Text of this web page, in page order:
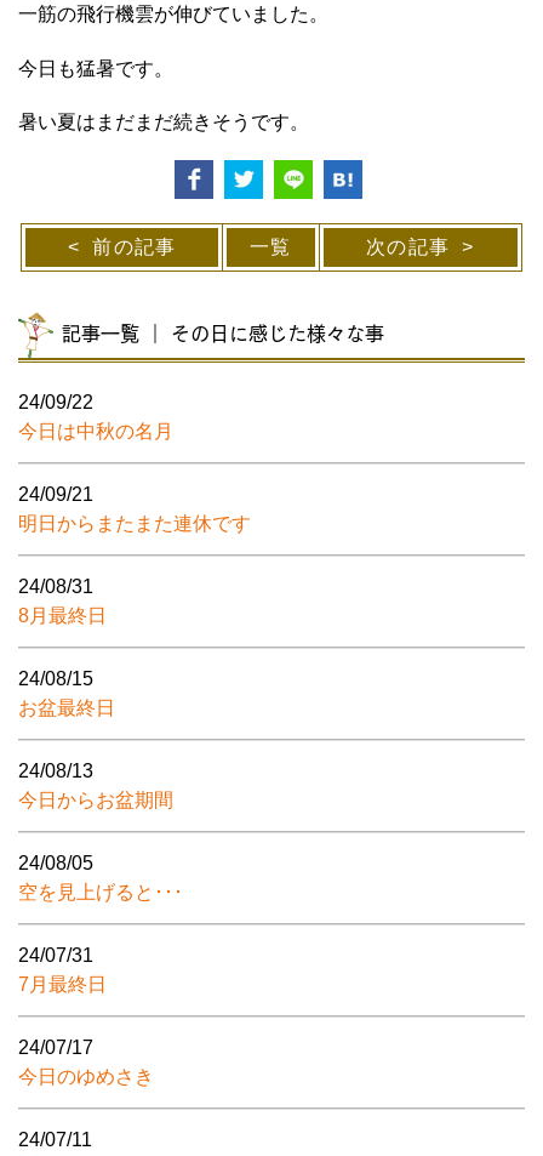
一筋の飛行機雲が伸びていました。
今日も猛暑です。
暑い夏はまだまだ続きそうです。
前の記事 一覧 次の記事
記事一覧 ｜ その日に感じた様々な事
24/09/22
今日は中秋の名月
24/09/21
明日からまたまた連休です
24/08/31
8月最終日
24/08/15
お盆最終日
24/08/13
今日からお盆期間
24/08/05
空を見上げると･･･
24/07/31
7月最終日
24/07/17
今日のゆめさき
24/07/11